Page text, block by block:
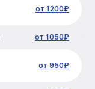
от 1200₽
от 1050₽
от 950₽